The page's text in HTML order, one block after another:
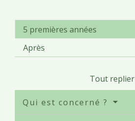
5 premières années
Après
Tout replier
Qui est concerné ?